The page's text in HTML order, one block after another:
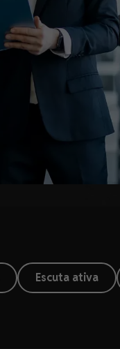
Escuta ativa